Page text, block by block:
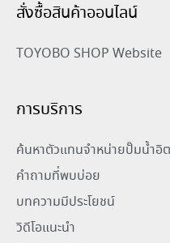
สั่งซื้อสินค้าออนไลน์
TOYOBO SHOP Website
การบริการ
ค้นหาตัวแทนจำหน่ายปั๊มน้ำอิ
คำถามที่พบบ่อย
บทความมีประโยชน์
วิดีโอแนะนำ